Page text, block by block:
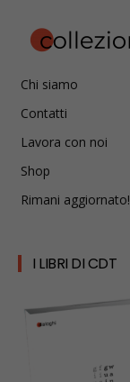
Chi siamo
Contatti
Lavora con noi
Shop
Rimani aggiornato!
I LIBRI DI CDT